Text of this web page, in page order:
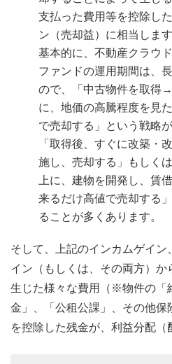
支払った費用等を控除し
ン（売却益）に相当します
基本的に、不動産クラウ
ファンドの運用期間は、
ので、「中古物件を取得
に、地価の高騰程度を見
で売却する」という戦略
「取得後、すぐに改築・
施し、売却する」もしく
上に、建物を開発し、賃
来るだけ高値で売却する
ることが多くあります。
そして、上記のインカムゲイ
イン（もしくは、その両方）か
生じた様々な費用（※物件の「
金」、「公租公課」、その他保
を控除した残金が、利益分配（